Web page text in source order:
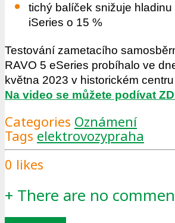
tichý balíček snižuje hladinu
iSeries o 15 %
Testování zametacího
RAVO 5 eSeries probíhalo ve
května 2023 v historickém
Na video se můžete podívat
Categories Oznámení
Tags elektrovozypraha
0 likes
+ There are no